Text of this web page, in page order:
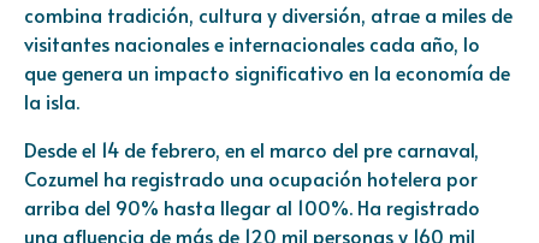
combina tradición, cultura y diversión, atrae a miles de
visitantes nacionales e internacionales cada año, lo
que genera un impacto significativo en la economía de
la isla.
Desde el 14 de febrero, en el marco del pre carnaval,
Cozumel ha registrado una ocupación hotelera por
arriba del 90% hasta llegar al 100%. Ha registrado
una afluencia de más de 120 mil personas y 160 mil